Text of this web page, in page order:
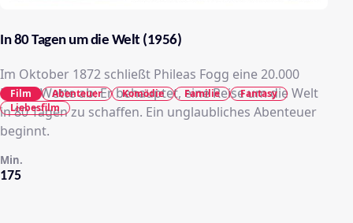
In 80 Tagen um die Welt (1956)
Im Oktober 1872 schließt Phileas Fogg eine 20.000
Pfund-Wette ab: Er behauptet, eine Reise um die Welt
in 80 Tagen zu schaffen. Ein unglaubliches Abenteuer
beginnt.
175
Min.
Film Abenteuer Komödie Familie
Fantasy
Liebesfilm